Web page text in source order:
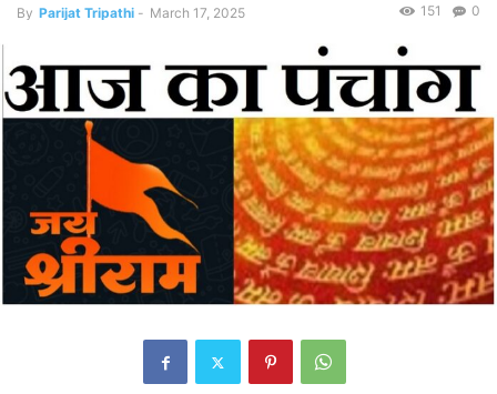
By Parijat Tripathi - March 17, 2025 0
151